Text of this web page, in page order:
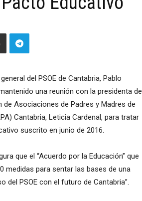
del PSOE de Cantabria, Pablo
una reunión con la presidenta de
de Asociaciones de Padres y Madres de
Cantabria, Leticia Cardenal, para tratar
suscrito en junio de 2016.
que el “Acuerdo por la Educación” que
medidas para sentar las bases de una
del PSOE con el futuro de Cantabria”.